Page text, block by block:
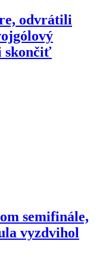
odvrátili
skončiť
semifinále,
vyzdvihol